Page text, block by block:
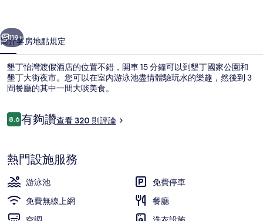
店
的
相
片
集
個 下一個
119+
簡介客房地點規定
墾丁怡灣渡假酒店的位置不錯，開車 15 分鐘可以到墾丁國家公園和
墾丁大街夜市。您可以在室內游泳池盡情體驗玩水的樂趣，然後到 3
間餐廳的其中一間大啖美食。
評
論
8.68.6 分，滿分 10 分，
有夠讚查看 320 則評論
熱門設施服務
游泳池
免費停車
免費無線上網
餐廳